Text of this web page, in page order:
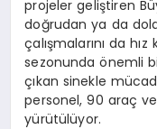
projeler geliştiren
doğrudan ya da
çalışmalarını da
sezonunda önemli
çıkan sinekle
personel, 90 araç
yürütülüyor.